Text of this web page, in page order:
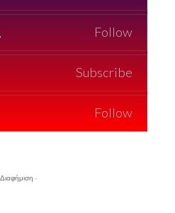
Follow
Subscribe
Follow
-